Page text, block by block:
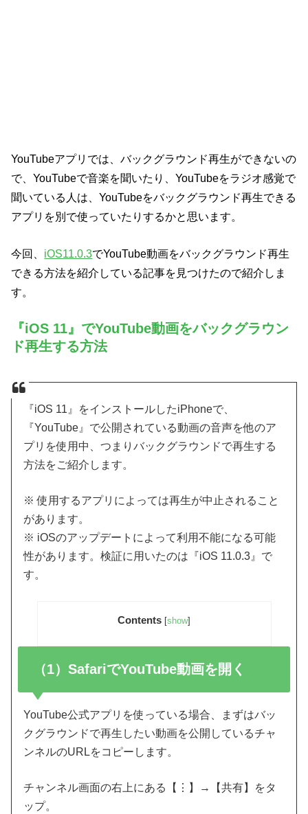
YouTubeアプリでは、バックグラウンド再生ができないの
で、YouTubeで音楽を聞いたり、YouTubeをラジオ感覚で
聞いている人は、YouTubeをバックグラウンド再生できる
アプリを別で使っていたりするかと思います。
今回、 iOS11.0.3でYouTube動画をバックグラウンド再生
できる方法を紹介している記事を見つけたので紹介しま
す。
『iOS 11』でYouTube動画をバックグラウン
ド再生する方法
『iOS 11』をインストールしたiPhoneで、
『YouTube』で公開されている動画の音声を他のア
プリを使用中、つまりバックグラウンドで再生する
方法をご紹介します。
※ 使用するアプリによっては再生が中止されること
があります。
※ iOSのアップデートによって利用不能になる可能
性があります。検証に用いたのは『iOS 11.0.3』で
す。
Contents [show]
（1）SafariでYouTube動画を開く
YouTube公式アプリを使っている場合、まずはバッ
クグラウンドで再生したい動画を公開しているチャ
ンネルのURLをコピーします。
チャンネル画面の右上にある【⋮】→【共有】をタ
ップ。